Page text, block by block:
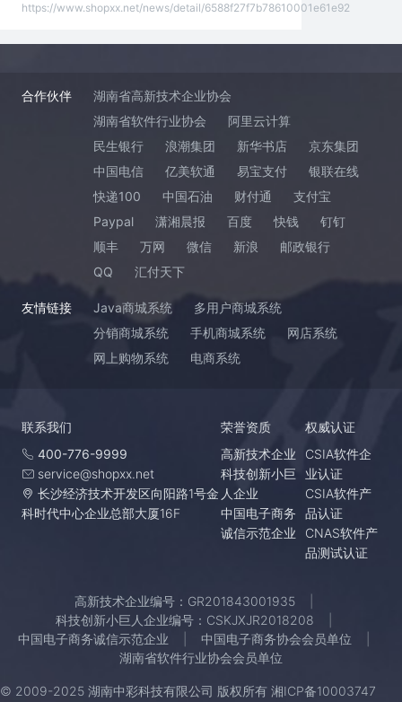
https://www.shopxx.net/news/detail/6588f27f7b78610001e61e92
合作伙伴
湖南省高新技术企业协会
湖南省软件行业协会
阿里云计算
民生银行
浪潮集团 新华书店
京东集团
中国电信
亿美软通 易宝支付
银联在线
快递100
中国石油 财付通
支付宝
Paypal
潇湘晨报 百度 快钱
钉钉
顺丰
万网 微信 新浪
邮政银行
QQ
汇付天下
友情链接 Java商城系统
多用户商城系统
分销商城系统
手机商城系统
网店系统
网上购物系统
电商系统
联系我们
400-776-9999
service@shopxx.net
长沙经济技术开发区向阳路1号金
科时代中心企业总部大厦16F
荣誉资质
高新技术企业
科技创新小巨
人企业
中国电子商务
诚信示范企业
权威认证
CSIA软件企
业认证
CSIA软件产
品认证
CNAS软件产
品测试认证
高新技术企业编号：GR201843001935
科技创新小巨人企业编号：CSKJXJR2018208
中国电子商务诚信示范企业
中国电子商务协会会员单位
湖南省软件行业协会会员单位
© 2009-2025 湖南中彩科技有限公司 版权所有 湘ICP备10003747